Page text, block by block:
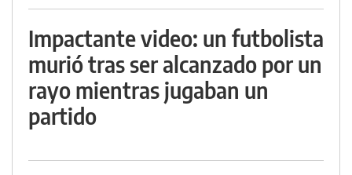
Impactante video: un futbolista
murió tras ser alcanzado por un
rayo mientras jugaban un
partido